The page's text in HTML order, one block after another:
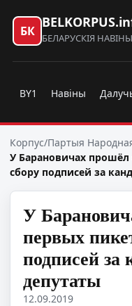
БК БЕЛАРУСКІЯ НАВІНЫ
BY1 Навіны
Корпус/Партыя
У Барановичах
сбору подписей за
У
первых
подписей за
депутаты
12.09.2019